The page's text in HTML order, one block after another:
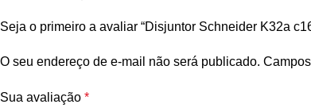
Seja o primeiro a avaliar “Disjuntor Schneider K32a
O seu endereço de e-mail não será publicado.
Sua avaliação *